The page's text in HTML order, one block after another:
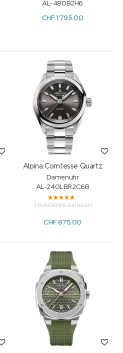
AL-480B2H6
CHF 1'795.00
Alpina Comtesse Quartz
Damenuhr
AL-240LBR2C6B
3 KUNDENMEINUNGEN
CHF875.00